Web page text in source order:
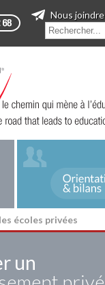
Nous joindre
écoles privées
un